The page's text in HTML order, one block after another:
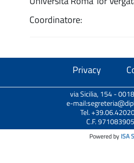
Coordinatore:
Privacy
via Sicilia, 154 -
e-
Tel.
C.F.
Powered by ISA